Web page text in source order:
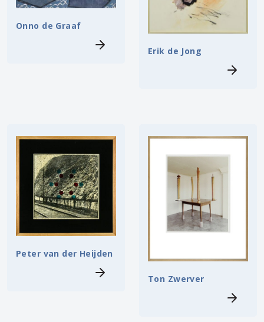
Onno de Graaf
Erik de Jong
Peter van der Heijden
Ton Zwerver